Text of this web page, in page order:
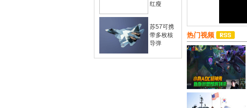
红瘦
苏57可携
带多枚核
导弹
热门视频